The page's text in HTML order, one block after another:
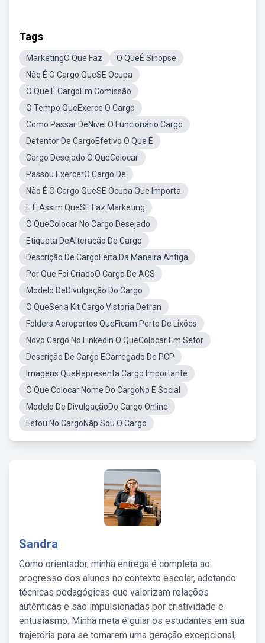
Tags
MarketingO Que Faz
O QueÉ Sinopse
Não É O Cargo QueSE Ocupa
O Que É CargoEm Comissão
O Tempo QueExerce O Cargo
Como Passar DeNivel O Funcionário Cargo
Detentor De CargoEfetivo O Que É
Cargo Desejado O QueColocar
Passou ExercerO Cargo De
Não É O Cargo QueSE Ocupa Que Importa
E É Assim QueSE Faz Marketing
O QueColocar No Cargo Desejado
Etiqueta DeAlteração De Cargo
Descrição De CargoFeita Da Maneira Antiga
Por Que Foi CriadoO Cargo De ACS
Modelo DeDivulgação Do Cargo
O QueSeria Kit Cargo Vistoria Detran
Folders Aeroportos QueFicam Perto De Lixões
Novo Cargo No LinkedIn O QueColocar Em Setor
Descrição De Cargo ECarregado De PCP
Imagens QueRepresenta Cargo Importante
O Que Colocar Nome Do CargoNo E Social
Modelo De DivulgaçãoDo Cargo Online
Estou No CargoNãp Sou O Cargo
Sandra
Como orientador, minha entrega é completa ao
progresso dos alunos no contexto escolar, adotando
técnicas pedagógicas que valorizam relações
autênticas e são impulsionadas por criatividade e
entusiasmo. Minha meta é guiar os estudantes em sua
trajetória para se tornarem uma geração excepcional,